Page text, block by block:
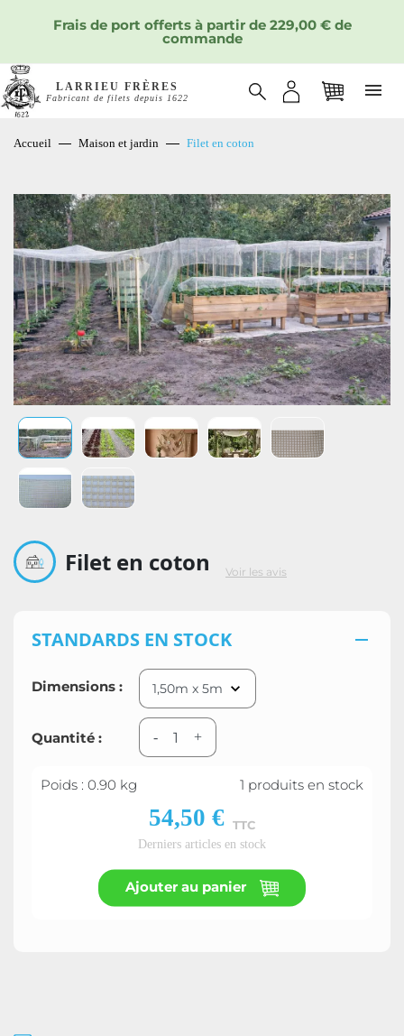
Frais de port offerts à partir de 229,00 € de
commande
LARRIEU FRÈRES
Fabricant de filets depuis 1622
Accueil Maison et jardin Filet en coton
Filet en coton Voir les avis
STANDARDS EN STOCK 
Dimensions :
Quantité : - +
Poids : 0.90 kg 1 produits en stock
54,50 € TTC
Derniers articles en stock
Ajouter au panier